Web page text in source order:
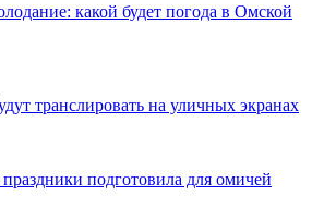
какой будет погода в Омской
транслировать на уличных экранах
подготовила для омичей